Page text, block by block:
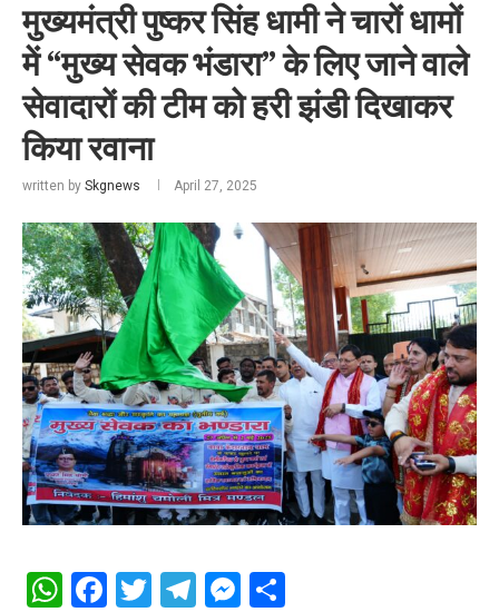
मुख्यमंत्री पुष्कर सिंह धामी ने चारों धामों
में “मुख्य सेवक भंडारा” के लिए जाने वाले
सेवादारों की टीम को हरी झंडी दिखाकर
किया रवाना
written by Skgnews April 27, 2025
WhatsApp
Facebook
Twitter
Telegram
Messenger